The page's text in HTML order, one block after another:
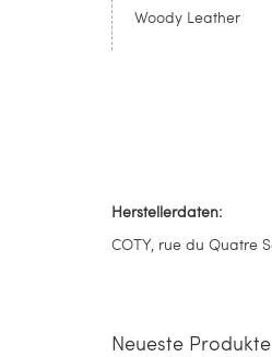
Woody Leather
Herstellerdaten:
COTY, rue du Quatre
Neueste